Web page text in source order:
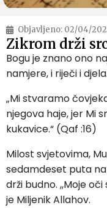
Objavljeno: 02/04/
Zikrom drži
Bogu je znano ono
namjere, i riječi i djela.
„Mi stvaramo
njegova haje, jer Mi
kukavice.“ (Qaf :16)
Milost svjetovima,
sedamdeset puta
drži budno. ,,Moje
je Miljenik Allahov.